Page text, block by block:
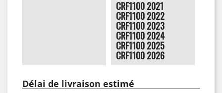
CRF1100 2021
CRF1100 2022
CRF1100 2023
CRF1100 2024
CRF1100 2025
CRF1100 2026
Délai de livraison estimé